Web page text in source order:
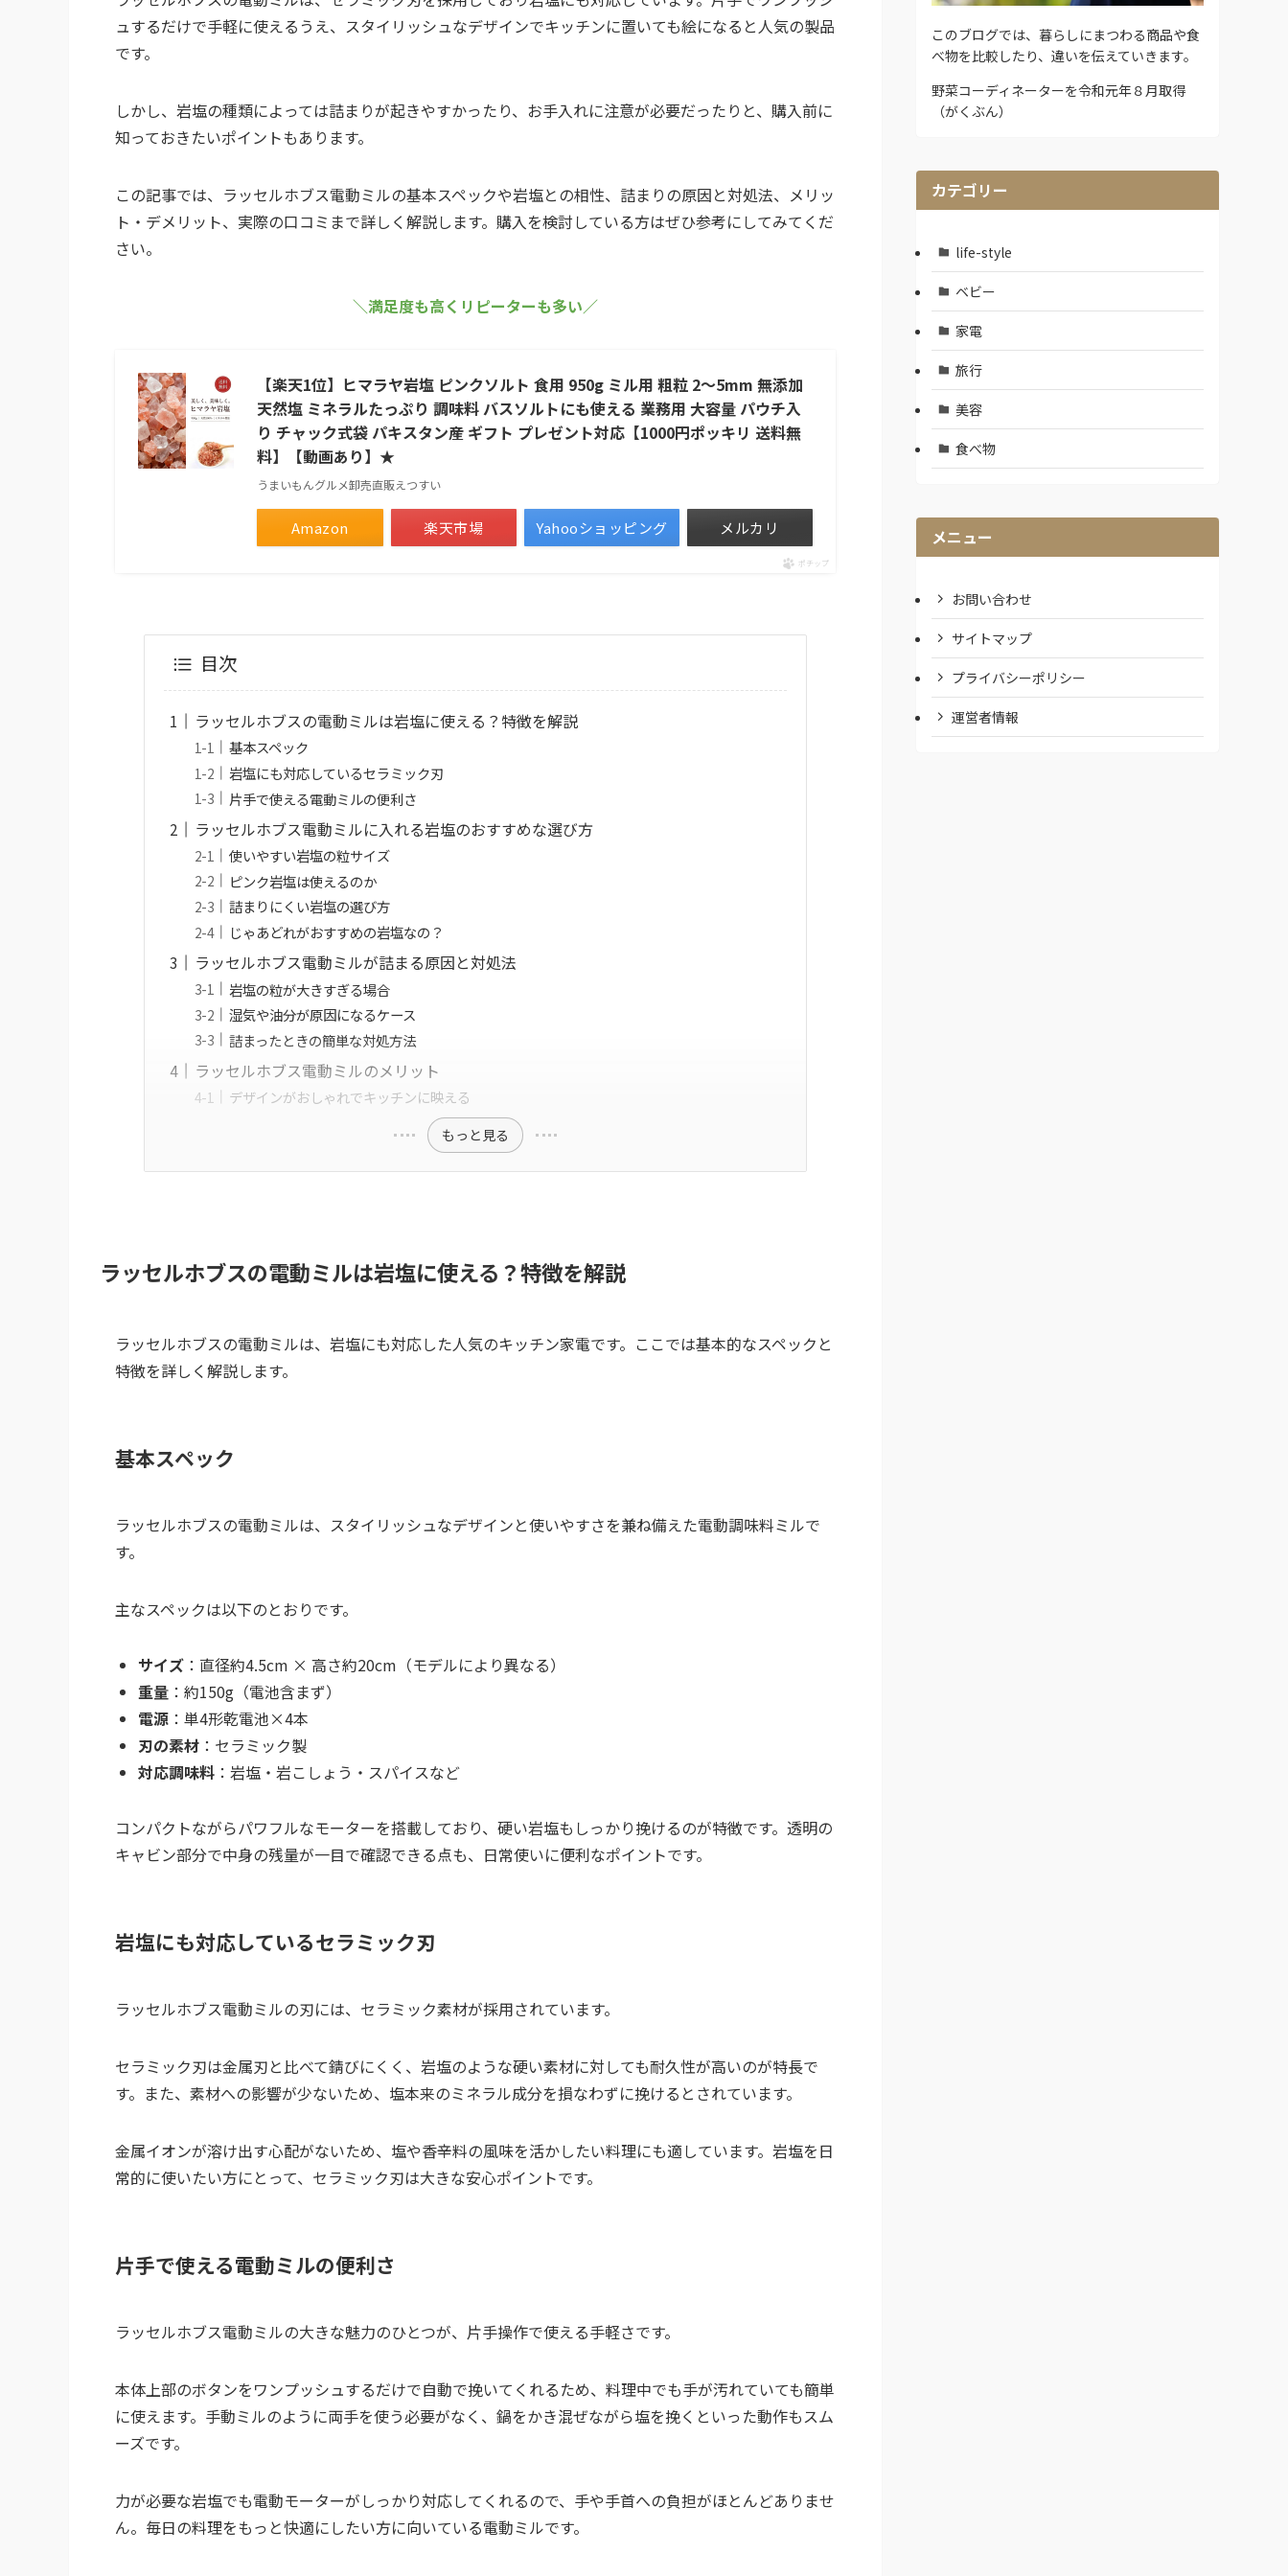
ュするだけで手軽に使えるうえ、スタイリッシュなデザインでキッチンに置いても絵になると人気の製品
です。
しかし、岩塩の種類によっては詰まりが起きやすかったり、お手入れに注意が必要だったりと、購入前に
知っておきたいポイントもあります。
この記事では、ラッセルホブス電動ミルの基本スペックや岩塩との相性、詰まりの原因と対処法、メリッ
ト・デメリット、実際の口コミまで詳しく解説します。購入を検討している方はぜひ参考にしてみてくだ
さい。
＼満足度も高くリピーターも多い／
【楽天1位】ヒマラヤ岩塩 ピンクソルト 食用 950g ミル用 粗粒 2〜5mm 無添加
天然塩 ミネラルたっぷり 調味料 バスソルトにも使える 業務用 大容量 パウチ入
り チャック式袋 パキスタン産 ギフト プレゼント対応【1000円ポッキリ 送料無
料】【動画あり】★
うまいもんグルメ卸売直販えつすい
Amazon 楽天市場 Yahooショッピング メルカリ
ポチップ
目次
ラッセルホブスの電動ミルは岩塩に使える？特徴を解説
基本スペック
岩塩にも対応しているセラミック刃
片手で使える電動ミルの便利さ
ラッセルホブス電動ミルに入れる岩塩のおすすめな選び方
使いやすい岩塩の粒サイズ
ピンク岩塩は使えるのか
詰まりにくい岩塩の選び方
じゃあどれがおすすめの岩塩なの？
ラッセルホブス電動ミルが詰まる原因と対処法
岩塩の粒が大きすぎる場合
湿気や油分が原因になるケース
詰まったときの簡単な対処方法
ラッセルホブス電動ミルのメリット
デザインがおしゃれでキッチンに映える
もっと見る
ラッセルホブスの電動ミルは岩塩に使える？特徴を解説
ラッセルホブスの電動ミルは、岩塩にも対応した人気のキッチン家電です。ここでは基本的なスペックと
特徴を詳しく解説します。
基本スペック
ラッセルホブスの電動ミルは、スタイリッシュなデザインと使いやすさを兼ね備えた電動調味料ミルで
す。
主なスペックは以下のとおりです。
サイズ ：直径約4.5cm × 高さ約20cm（モデルにより異なる）
重量 ：約150g（電池含まず）
電源 ：単4形乾電池×4本
刃の素材 ：セラミック製
対応調味料 ：岩塩・岩こしょう・スパイスなど
コンパクトながらパワフルなモーターを搭載しており、硬い岩塩もしっかり挽けるのが特徴です。透明の
キャビン部分で中身の残量が一目で確認できる点も、日常使いに便利なポイントです。
岩塩にも対応しているセラミック刃
ラッセルホブス電動ミルの刃には、セラミック素材が採用されています。
セラミック刃は金属刃と比べて錆びにくく、岩塩のような硬い素材に対しても耐久性が高いのが特長で
す。また、素材への影響が少ないため、塩本来のミネラル成分を損なわずに挽けるとされています。
金属イオンが溶け出す心配がないため、塩や香辛料の風味を活かしたい料理にも適しています。岩塩を日
常的に使いたい方にとって、セラミック刃は大きな安心ポイントです。
片手で使える電動ミルの便利さ
ラッセルホブス電動ミルの大きな魅力のひとつが、片手操作で使える手軽さです。
本体上部のボタンをワンプッシュするだけで自動で挽いてくれるため、料理中でも手が汚れていても簡単
に使えます。手動ミルのように両手を使う必要がなく、鍋をかき混ぜながら塩を挽くといった動作もスム
ーズです。
力が必要な岩塩でも電動モーターがしっかり対応してくれるので、手や手首への負担がほとんどありませ
ん。毎日の料理をもっと快適にしたい方に向いている電動ミルです。
このブログでは、暮らしにまつわる商品や食
べ物を比較したり、違いを伝えていきます。
野菜コーディネーターを令和元年８月取得
（がくぶん）
カテゴリー
life-style
ベビー
家電
旅行
美容
食べ物
メニュー
お問い合わせ
サイトマップ
プライバシーポリシー
運営者情報